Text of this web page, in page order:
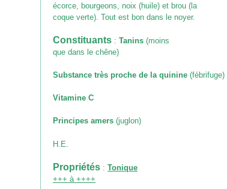
écorce, bourgeons, noix (huile) et brou (la
coque verte) . Tout est bon dans le noyer.
Constituants : Tanins (moins
que dans le chêne)
Substance très proche de la quinine (fébrifuge)
Vitamine C
Principes amers (juglon)
H.E.
Propriétés : Tonique
+++ à ++++